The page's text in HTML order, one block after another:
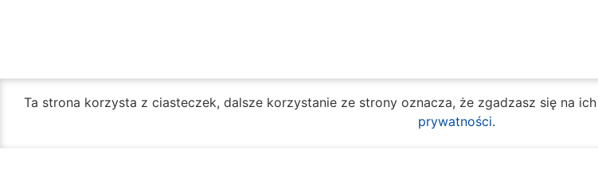
Ta strona korzysta z ciasteczek, dalsze korzystanie ze strony oznacza, że zgadzasz się na
prywatności.